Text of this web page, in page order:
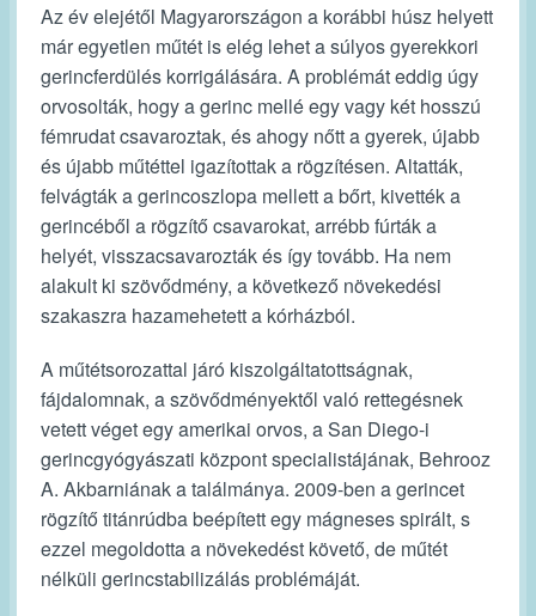
Az év elejétől Magyarországon a korábbi húsz helyett
már egyetlen műtét is elég lehet a súlyos gyerekkori
gerincferdülés korrigálására. A problémát eddig úgy
orvosolták, hogy a gerinc mellé egy vagy két hosszú
fémrudat csavaroztak, és ahogy nőtt a gyerek, újabb
és újabb műtéttel igazítottak a rögzítésen. Altatták,
felvágták a gerincoszlopa mellett a bőrt, kivették a
gerincéből a rögzítő csavarokat, arrébb fúrták a
helyét, visszacsavarozták és így tovább. Ha nem
alakult ki szövődmény, a következő növekedési
szakaszra hazamehetett a kórházból.
A műtétsorozattal járó kiszolgáltatottságnak,
fájdalomnak, a szövődményektől való rettegésnek
vetett véget egy amerikai orvos, a San Diego-i
gerincgyógyászati központ specialistájának, Behrooz
A. Akbarniának a találmánya. 2009-ben a gerincet
rögzítő titánrúdba beépített egy mágneses spirált, s
ezzel megoldotta a növekedést követő, de műtét
nélküli gerincstabilizálás problémáját.